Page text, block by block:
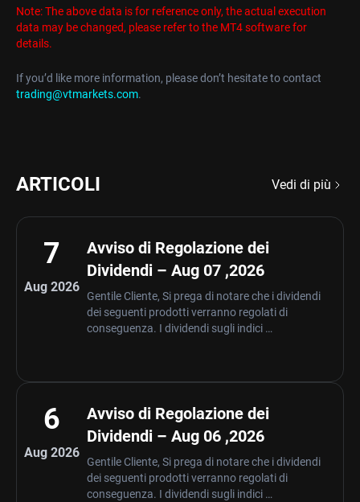
Note: The above data is for reference only, the actual execution
data may be changed, please refer to the MT4 software for
details.
If you’d like more information, please don’t hesitate to contact
trading@vtmarkets.com.
ARTICOLI Vedi di più
7
Aug 2026
Avviso di Regolazione dei
Dividendi – Aug 07 ,2026
Gentile Cliente, Si prega di notare che i dividendi
dei seguenti prodotti verranno regolati di
conseguenza. I dividendi sugli indici …
6
Aug 2026
Avviso di Regolazione dei
Dividendi – Aug 06 ,2026
Gentile Cliente, Si prega di notare che i dividendi
dei seguenti prodotti verranno regolati di
conseguenza. I dividendi sugli indici …